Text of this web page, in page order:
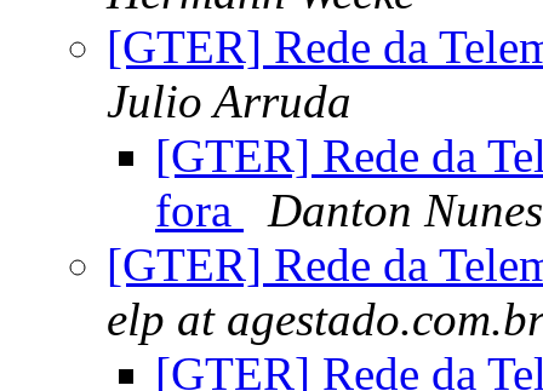
[GTER] Rede da
Julio Arruda
[GTER] Rede da
fora
Danton Nunes
[GTER] Rede da
elp at
[GTER] Rede da